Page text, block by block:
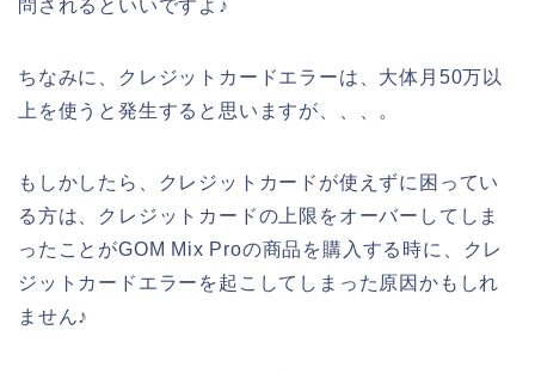
問されるといいですよ♪
ちなみに、クレジットカードエラーは、大体月50万以
上を使うと発生すると思いますが、、、。
もしかしたら、クレジットカードが使えずに困ってい
る方は、クレジットカードの上限をオーバーしてしま
ったことがGOM Mix Proの商品を購入する時に、クレ
ジットカードエラーを起こしてしまった原因かもしれ
ません♪